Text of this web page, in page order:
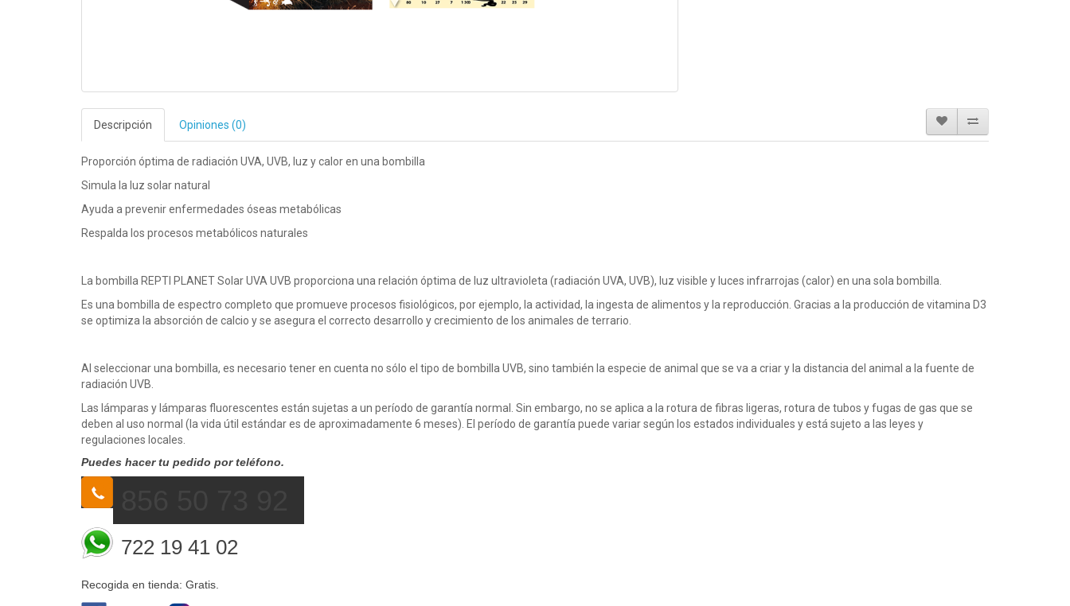
Descripción Opiniones (0)
Proporción óptima de radiación UVA, UVB, luz y calor en una bombilla
Simula la luz solar natural
Ayuda a prevenir enfermedades óseas metabólicas
Respalda los procesos metabólicos naturales
La bombilla REPTI PLANET Solar UVA UVB proporciona una relación óptima de luz ultravioleta (radiación UVA, UVB), luz visible y luces infrarrojas (calor) en una sola bombilla.
Es una bombilla de espectro completo que promueve procesos fisiológicos, por ejemplo, la actividad, la ingesta de alimentos y la reproducción. Gracias a la producción de vitamina D3
se optimiza la absorción de calcio y se asegura el correcto desarrollo y crecimiento de los animales de terrario.
Al seleccionar una bombilla, es necesario tener en cuenta no sólo el tipo de bombilla UVB, sino también la especie de animal que se va a criar y la distancia del animal a la fuente de
radiación UVB.
Las lámparas y lámparas fluorescentes están sujetas a un período de garantía normal. Sin embargo, no se aplica a la rotura de fibras ligeras, rotura de tubos y fugas de gas que se
deben al uso normal (la vida útil estándar es de aproximadamente 6 meses). El período de garantía puede variar según los estados individuales y está sujeto a las leyes y
regulaciones locales.
Puedes hacer tu pedido por teléfono.
722 19 41 02
Recogida en tienda: Gratis.